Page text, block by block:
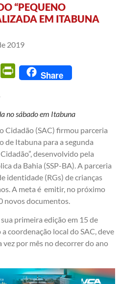
“PEQUENO
EM ITABUNA
2019
Email PrintFriendly
Share
no sábado em Itabuna
Cidadão (SAC) firmou parceria
de Itabuna para a segunda
desenvolvido pela
da Bahia (SSP-BA). A parceria
identidade (RGs) de crianças
A meta é emitir, no próximo
novos documentos.
primeira edição em 15 de
coordenação local do SAC, deve
por mês no decorrer do ano